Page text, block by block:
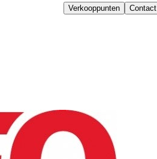
Verkooppunten Contact